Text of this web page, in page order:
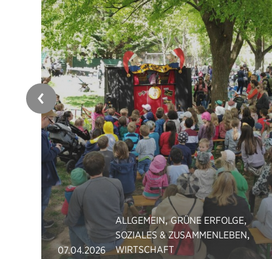
07.04.2026
ALLGEMEIN,GRÜNE ERFOLGE,
SOZIALES & ZUSAMMENLEBEN,
WIRTSCHAFT